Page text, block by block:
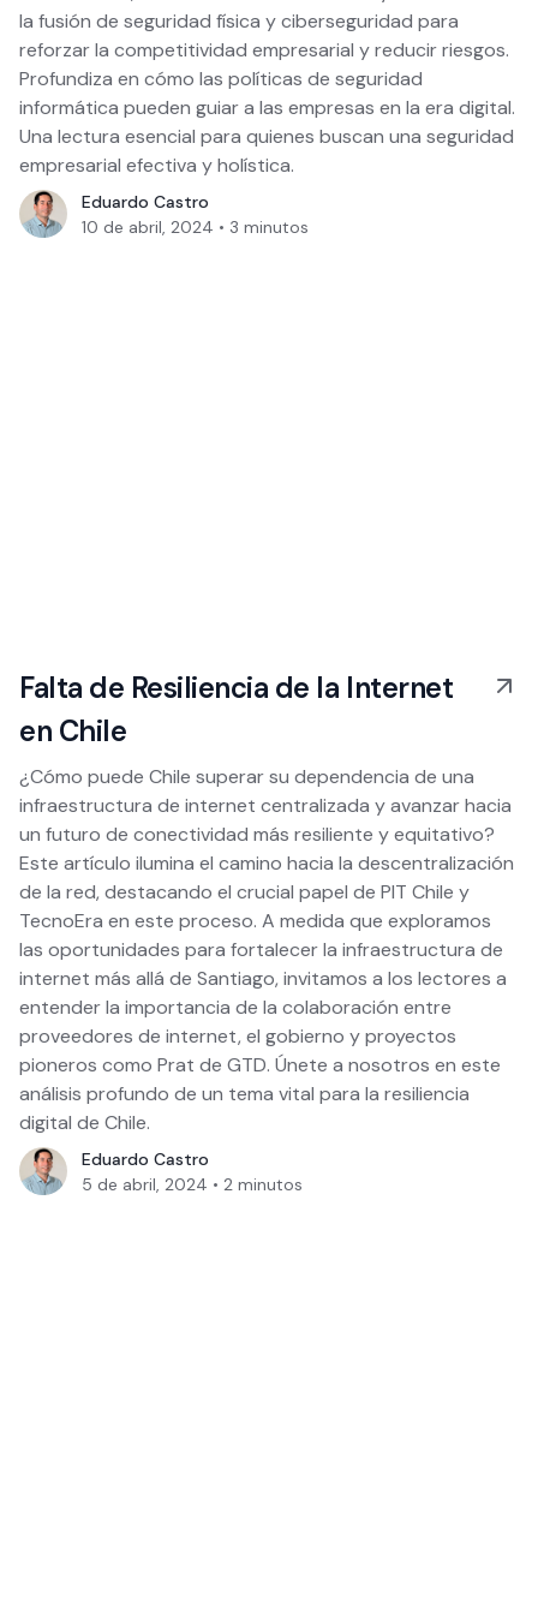
la fusión de seguridad física y ciberseguridad para
reforzar la competitividad empresarial y reducir riesgos.
Profundiza en cómo las políticas de seguridad
informática pueden guiar a las empresas en la era digital.
Una lectura esencial para quienes buscan una seguridad
empresarial efectiva y holística.
Eduardo Castro
10 de abril, 2024 • 3 minutos
Falta de Resiliencia de la Internet
en Chile
¿Cómo puede Chile superar su dependencia de una
infraestructura de internet centralizada y avanzar hacia
un futuro de conectividad más resiliente y equitativo?
Este artículo ilumina el camino hacia la descentralización
de la red, destacando el crucial papel de PIT Chile y
TecnoEra en este proceso. A medida que exploramos
las oportunidades para fortalecer la infraestructura de
internet más allá de Santiago, invitamos a los lectores a
entender la importancia de la colaboración entre
proveedores de internet, el gobierno y proyectos
pioneros como Prat de GTD. Únete a nosotros en este
análisis profundo de un tema vital para la resiliencia
digital de Chile.
Eduardo Castro
5 de abril, 2024 • 2 minutos